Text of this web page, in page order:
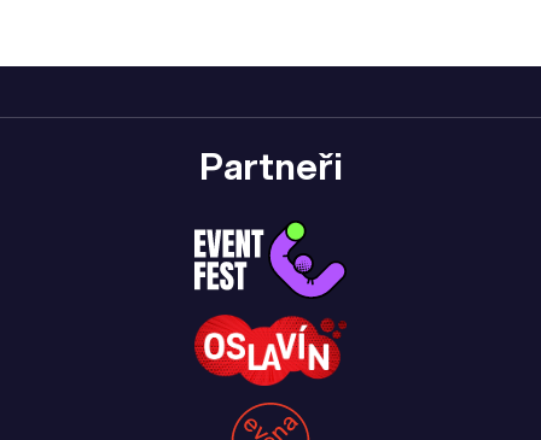
Partneři